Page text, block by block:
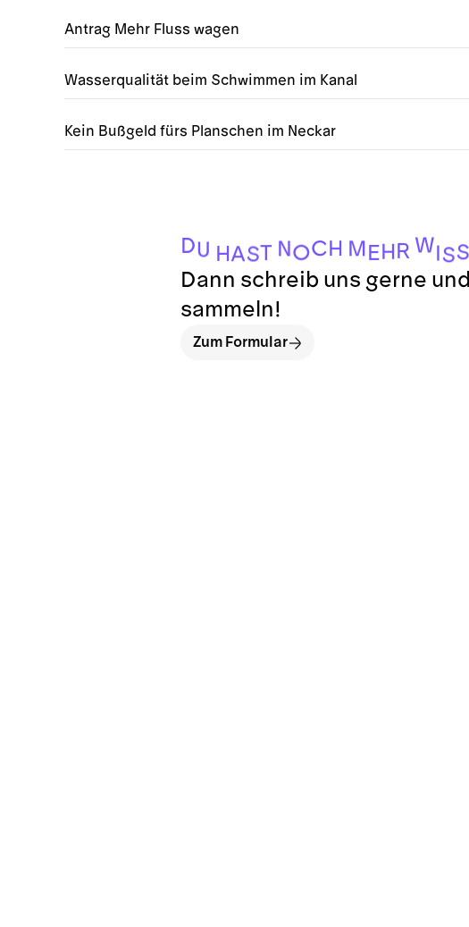
Antrag Mehr Fluss wagen
Wasserqualität beim Schwimmen im Kanal
Kein Bußgeld fürs Planschen im Neckar
DU HAST NOCH MEH R WISS
Dann schreib uns gerne
sammeln!
Zum Formular